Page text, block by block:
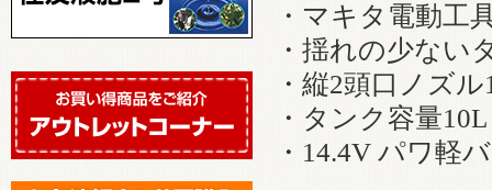
・マキタ電動工
・揺れの少ない
・縦2頭口ノズ
・タンク容量10L
・14.4V パワ軽